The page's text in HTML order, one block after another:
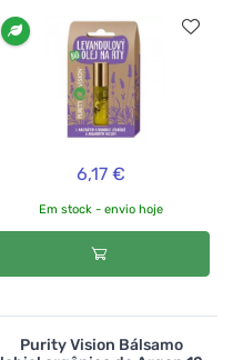
6,17 €
Em stock - envio hoje
Purity Vision Bálsamo